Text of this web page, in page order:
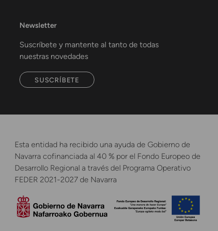
Newsletter
Suscríbete y mantente al tanto de todas
nuestras novedades
SUSCRÍBETE
Esta entidad ha recibido una ayuda de Gobierno de
Navarra cofinanciada al 40 % por el Fondo Europeo de
Desarrollo Regional a través del Programa Operativo
FEDER 2021-2027 de Navarra